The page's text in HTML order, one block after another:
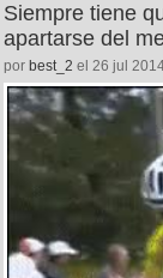
Siempre tiene
apartarse del
por best_2 el 26 jul